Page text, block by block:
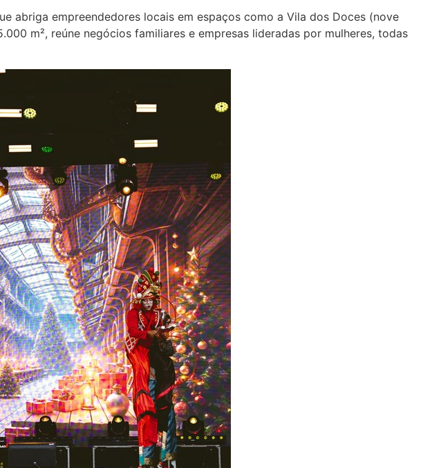
abriga empreendedores locais em espaços como a Vila dos Doces (nove
m², reúne negócios familiares e empresas lideradas por mulheres, todas